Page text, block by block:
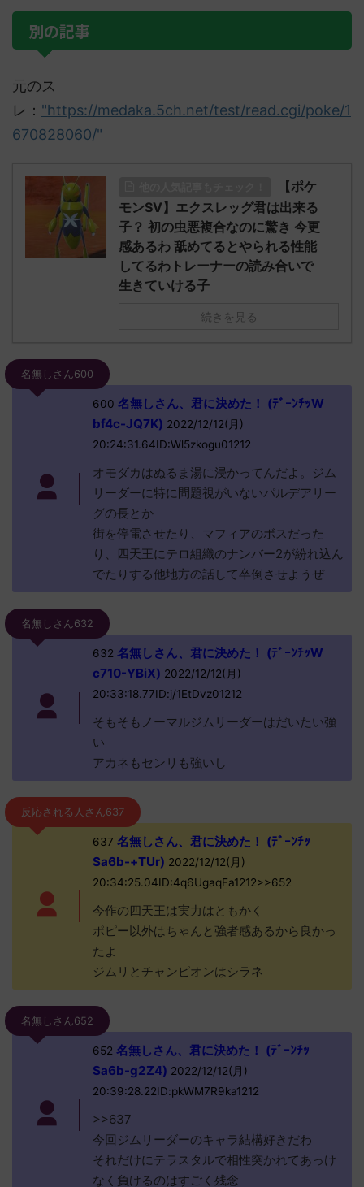
別の記事
元のス
レ： "https://medaka.5ch.net/test/read.cgi/poke/1
670828060/"
【ポケ
モンSV】エクスレッグ君は出来る
子？ 初の虫悪複合なのに驚き 今更
感あるわ 舐めてるとやられる性能
してるわトレーナーの読み合いで
生きていける子
続きを見る
名無しさん600
600 名無しさん、君に決めた！ (ﾃﾞｰﾝﾁｯW
bf4c-JQ7K) 2022/12/12(月)
20:24:31.64ID:Wl5zkogu01212
オモダカはぬるま湯に浸かってんだよ。ジム
リーダーに特に問題視がいないパルデアリー
グの長とか
街を停電させたり、マフィアのボスだった
り、四天王にテロ組織のナンバー2が紛れ込ん
でたりする他地方の話して卒倒させようぜ
名無しさん632
632 名無しさん、君に決めた！ (ﾃﾞｰﾝﾁｯW
c710-YBiX) 2022/12/12(月)
20:33:18.77ID:j/1EtDvz01212
そもそもノーマルジムリーダーはだいたい強
い
アカネもセンリも強いし
反応される人さん637
637 名無しさん、君に決めた！ (ﾃﾞｰﾝﾁｯ
Sa6b-+TUr) 2022/12/12(月)
20:34:25.04ID:4q6UgaqFa1212>>652
今作の四天王は実力はともかく
ポピー以外はちゃんと強者感あるから良かっ
たよ
ジムリとチャンピオンはシラネ
名無しさん652
652 名無しさん、君に決めた！ (ﾃﾞｰﾝﾁｯ
Sa6b-g2Z4) 2022/12/12(月)
20:39:28.22ID:pkWM7R9ka1212
>>637
今回ジムリーダーのキャラ結構好きだわ
それだけにテラスタルで相性突かれてあっけ
なく負けるのはすごく残念